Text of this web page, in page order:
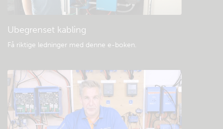
Ubegrenset kabling
Få riktige ledninger med denne e-boken.